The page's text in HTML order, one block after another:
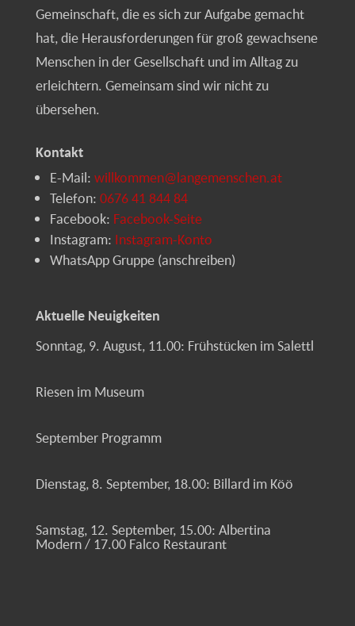
Gemeinschaft, die es sich zur Aufgabe gemacht
hat, die Herausforderungen für groß gewachsene
Menschen in der Gesellschaft und im Alltag zu
erleichtern. Gemeinsam sind wir nicht zu
übersehen.
Kontakt
E-Mail: willkommen@langemenschen.at
Telefon: 0676 41 844 84
Facebook: Facebook-Seite
Instagram: Instagram-Konto
WhatsApp Gruppe (anschreiben)
Aktuelle Neuigkeiten
Sonntag, 9. August, 11.00: Frühstücken im Salettl
Riesen im Museum
September Programm
Dienstag, 8. September, 18.00: Billard im Köö
Samstag, 12. September, 15.00: Albertina
Modern / 17.00 Falco Restaurant